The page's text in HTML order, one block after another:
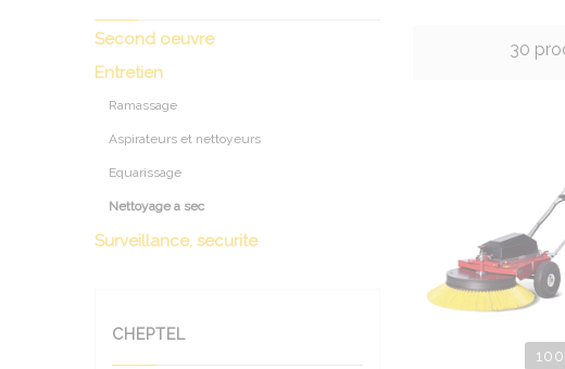
30
Second oeuvre
Entretien
Ramassage
Aspirateurs et nettoyeurs
Equarissage
Nettoyage a sec
Surveillance, securite
CHEPTEL